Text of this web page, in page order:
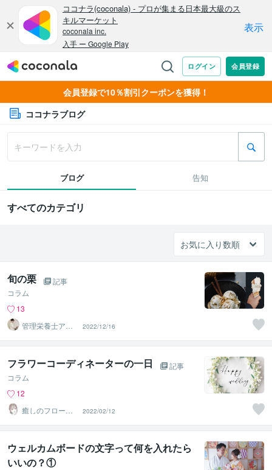
会員登録で10％割引クーポンを獲得！
ココナラブログ
ブログ 告知
すべてのカテゴリ
旬の栗
記事
コラム
13
管理栄養士アオ
イ 村中一帆ママ
が楽する食
2022/12/16
フラワーコーディネーターの一日
記事
コラム
12
癒しのフローリ
スト☆kuming
2022/02/12
ウェルカムボードの文字って何を入れたら
いいの？①